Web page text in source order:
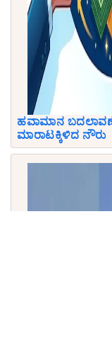
ಹವಾಮಾನ
ಮಾರಾಟಕ್ಕಿಳಿದ ನೌರು